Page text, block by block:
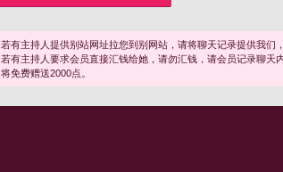
若有主持人提供别站网址拉您到别网站，请将聊天记录提供我们
若有主持人要求会员直接汇钱给她，请勿汇钱，请会员记录聊
将免费赠送2000点。